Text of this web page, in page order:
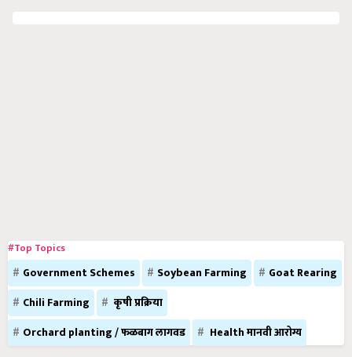
#Top Topics
Government Schemes Soybean Farming
Goat Rearing
Chili Farming
कृषी प्रक्रिया
Orchard planting / फळबाग लागवड
Health मानवी आरोग्य